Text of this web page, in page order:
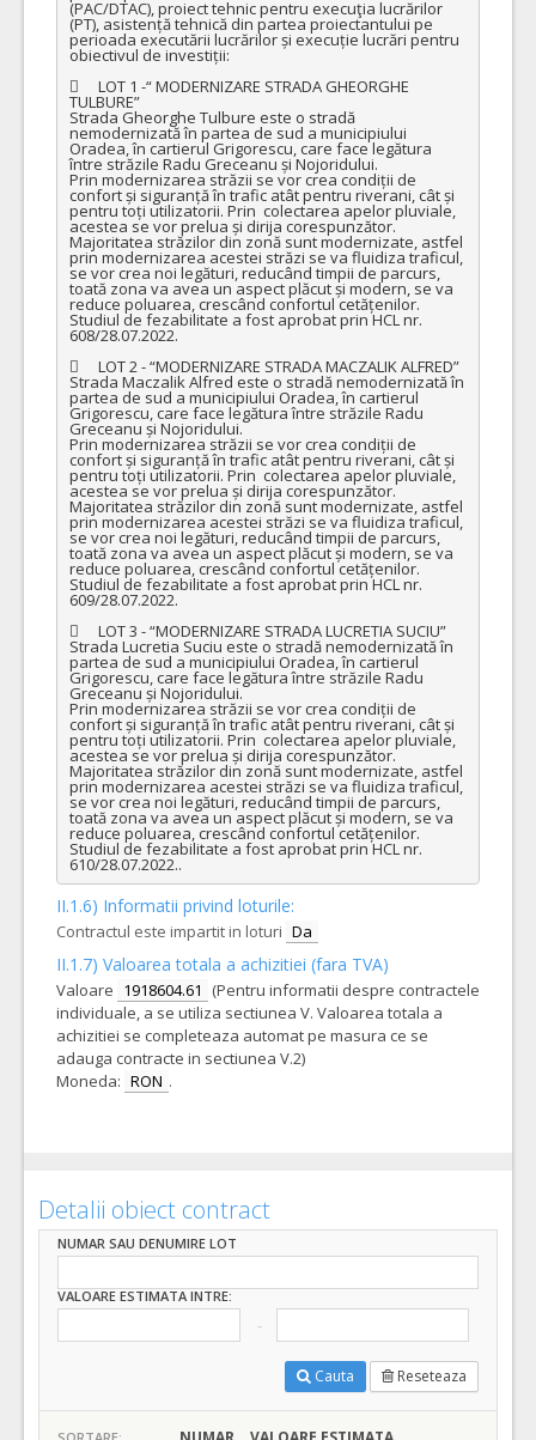
(PAC/DTAC), proiect tehnic pentru execuţia lucrărilor
(PT), asistență tehnică din partea proiectantului pe
perioada executării lucrărilor și execuție lucrări pentru
obiectivul de investiții:
	LOT 1 -“ MODERNIZARE STRADA GHEORGHE
TULBURE”
Strada Gheorghe Tulbure este o stradă
nemodernizată în partea de sud a municipiului
Oradea, în cartierul Grigorescu, care face legătura
între străzile Radu Greceanu și Nojoridului.
Prin modernizarea străzii se vor crea condiții de
confort și siguranță în trafic atât pentru riverani, cât și
pentru toți utilizatorii. Prin  colectarea apelor pluviale,
acestea se vor prelua și dirija corespunzător.
Majoritatea străzilor din zonă sunt modernizate, astfel
prin modernizarea acestei străzi se va fluidiza traficul,
se vor crea noi legături, reducând timpii de parcurs,
toată zona va avea un aspect plăcut și modern, se va
reduce poluarea, crescând confortul cetățenilor.
Studiul de fezabilitate a fost aprobat prin HCL nr.
608/28.07.2022.
	LOT 2 - “MODERNIZARE STRADA MACZALIK ALFRED”
Strada Maczalik Alfred este o stradă nemodernizată în
partea de sud a municipiului Oradea, în cartierul
Grigorescu, care face legătura între străzile Radu
Greceanu și Nojoridului.
Prin modernizarea străzii se vor crea condiții de
confort și siguranță în trafic atât pentru riverani, cât și
pentru toți utilizatorii. Prin  colectarea apelor pluviale,
acestea se vor prelua și dirija corespunzător.
Majoritatea străzilor din zonă sunt modernizate, astfel
prin modernizarea acestei străzi se va fluidiza traficul,
se vor crea noi legături, reducând timpii de parcurs,
toată zona va avea un aspect plăcut și modern, se va
reduce poluarea, crescând confortul cetățenilor.
Studiul de fezabilitate a fost aprobat prin HCL nr.
609/28.07.2022.
	LOT 3 - “MODERNIZARE STRADA LUCRETIA SUCIU”
Strada Lucretia Suciu este o stradă nemodernizată în
partea de sud a municipiului Oradea, în cartierul
Grigorescu, care face legătura între străzile Radu
Greceanu și Nojoridului.
Prin modernizarea străzii se vor crea condiții de
confort și siguranță în trafic atât pentru riverani, cât și
pentru toți utilizatorii. Prin  colectarea apelor pluviale,
acestea se vor prelua și dirija corespunzător.
Majoritatea străzilor din zonă sunt modernizate, astfel
prin modernizarea acestei străzi se va fluidiza traficul,
se vor crea noi legături, reducând timpii de parcurs,
toată zona va avea un aspect plăcut și modern, se va
reduce poluarea, crescând confortul cetățenilor.
Studiul de fezabilitate a fost aprobat prin HCL nr.
610/28.07.2022..
II.1.6) Informatii privind loturile:
Contractul este impartit in loturi Da
II.1.7) Valoarea totala a achizitiei (fara TVA)
Valoare 1918604.61
(Pentru informatii despre contractele
individuale, a se utiliza sectiunea V. Valoarea totala a
achizitiei se completeaza automat pe masura ce se
adauga contracte in sectiunea V.2)
Moneda: RON .
Detalii obiect contract
NUMAR SAU DENUMIRE LOT
VALOARE ESTIMATA INTRE:
Cauta Reseteaza